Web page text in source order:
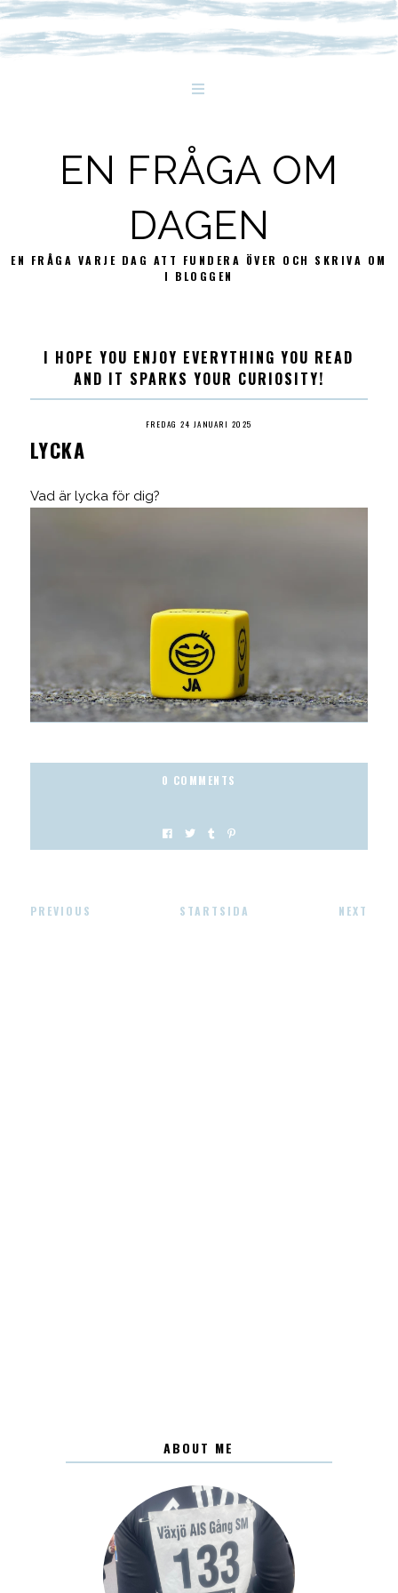
EN FRÅGA OM
DAGEN
EN FRÅGA VARJE DAG ATT FUNDERA ÖVER OCH SKRIVA OM
I BLOGGEN
I HOPE YOU ENJOY EVERYTHING YOU READ
AND IT SPARKS YOUR CURIOSITY!
FREDAG 24 JANUARI 2025
LYCKA
Vad är lycka för dig?
0 COMMENTS
PREVIOUS STARTSIDA NEXT
ABOUT ME